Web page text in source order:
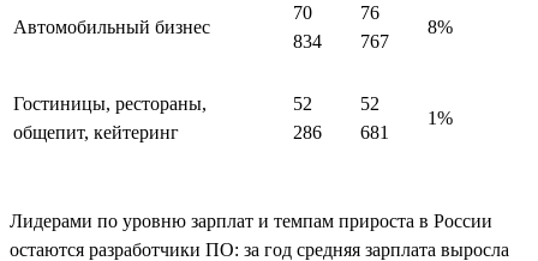
Автомобильный бизнес
70
834
76
767
8%
Гостиницы, рестораны,
общепит, кейтеринг
52
286
52
681
1%
Лидерами по уровню зарплат и темпам прироста в России
остаются разработчики ПО: за год средняя зарплата выросла